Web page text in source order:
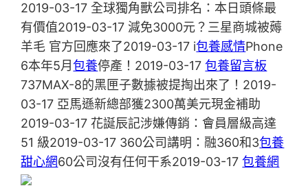
2019-03-17 全球獨角獸公司排名：本日頭條最
有價值2019-03-17 減免3000元？三星商城被薅
羊毛 官方回應來了2019-03-17 i包養感情Phone
6本年5月包養停產！2019-03-17包養留言板
737MAX-8的黑匣子數據被提掏出來了！2019-
03-17 亞馬遜新總部獲2300萬美元現金補助
2019-03-17 花誕辰記涉嫌傳銷：會員層級高達
51 級2019-03-17 360公司講明：融360和3包養
甜心網60公司沒有任何干系2019-03-17包養網